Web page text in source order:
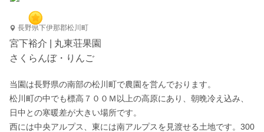
長野県下伊那郡松川町
宮下裕介 | 丸東荘果園
さくらんぼ・りんご
当園は長野県の南部の松川町で農園を営んでおります。
松川町の中でも標高７００Ｍ以上の高原にあり、朝晩冷え込み、
日中との寒暖差が大きい場所です。
西には中央アルプス、東には南アルプスを見渡せる土地です。300